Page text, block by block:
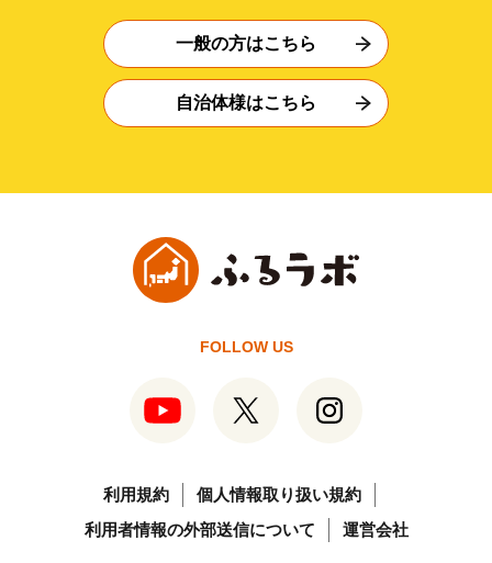
一般の方はこちら
自治体様はこちら
FOLLOW US
利用規約
個人情報取り扱い規約
利用者情報の外部送信について
運営会社